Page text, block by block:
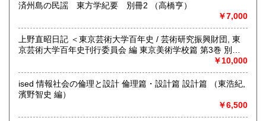
●遠方の方、ご多忙の方は、宅配便着払いによる買取もしてお
ります。あらかじめ量や内容をご連絡頂き、当店から送付致
します必要書類・伝票をご利用下さい。お支払いは指定口座
への振込、店頭支払をお選び頂けます。
哲学宗教、社会科学、自然科学、美術工芸、外国文学、近代
文献、趣味、古書一般（その他）
フェミニズム、クィア・スタディーズ等ジェンダー研究。精
神医学および福祉。社会科学全般。
済州島の民謡 東方学紀要 別冊2 （高橋亨）
￥7,000
上野直昭日記 ＜東京芸術大学百年史 / 芸術研究振興財団, 東
京芸術大学百年史刊行委員会 編 東京美術学校篇 第3巻 別巻
￥10,000
ised 情報社会の倫理と設計 倫理篇・設計篇 設計篇 （東浩紀,
濱野智史 編）
￥6,500